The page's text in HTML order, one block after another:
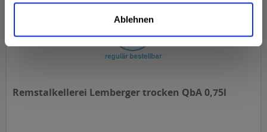
Ablehnen
Remstalkellerei Lemberger trocken QbA 0,75l